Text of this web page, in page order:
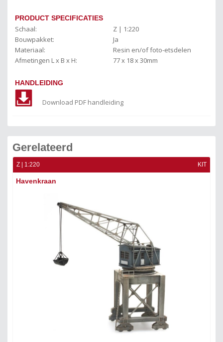
PRODUCT SPECIFICATIES
Schaal:
Z | 1:220
Bouwpakket:
Ja
Materiaal:
Resin en/of foto-etsdelen
Afmetingen L x B x H:
77 x 18 x 30mm
HANDLEIDING
Download PDF handleiding
Gerelateerd
Z | 1:220 KIT
Havenkraan